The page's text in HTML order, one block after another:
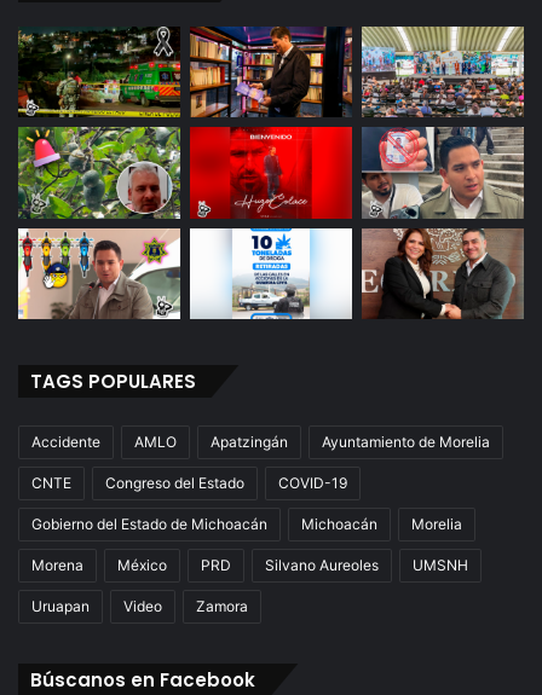
TAGS POPULARES
Accidente AMLO Apatzingán Ayuntamiento de Morelia
CNTE Congreso del Estado COVID-19
Gobierno del Estado de Michoacán Michoacán Morelia
Morena México PRD Silvano Aureoles UMSNH
Uruapan Video Zamora
Búscanos en Facebook